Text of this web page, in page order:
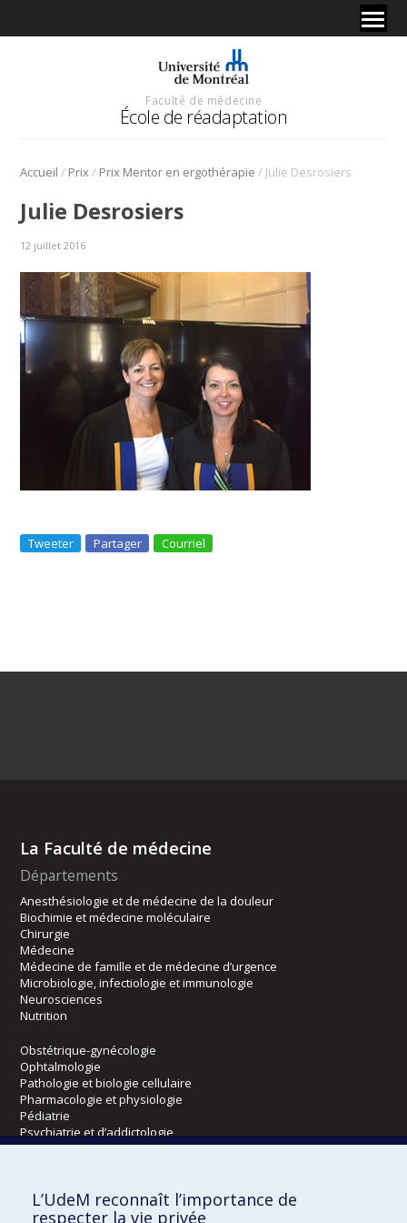
Faculté de médecine
École de réadaptation
Accueil / Prix/ Prix Mentor en ergothérapie / Julie Desrosiers
Julie Desrosiers
12 juillet 2016
Tweeter Partager Courriel
La Faculté de médecine
Départements
Anesthésiologie et de médecine de la douleur
Biochimie et médecine moléculaire
Chirurgie
Médecine
Médecine de famille et de médecine d’urgence
Microbiologie, infectiologie et immunologie
Neurosciences
Nutrition
Obstétrique-gynécologie
Ophtalmologie
Pathologie et biologie cellulaire
Pharmacologie et physiologie
Pédiatrie
Psychiatrie et d’addictologie
Radiologie, radio-oncologie et médecine nucléaire
Écoles
L’UdeM reconnaît l’importance de
respecter la vie privée